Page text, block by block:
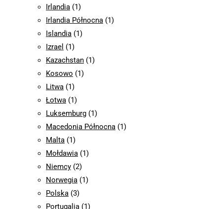
Irlandia (1)
Irlandia Północna (1)
Islandia (1)
Izrael (1)
Kazachstan (1)
Kosowo (1)
Litwa (1)
Łotwa (1)
Luksemburg (1)
Macedonia Północna (1)
Malta (1)
Mołdawia (1)
Niemcy (2)
Norwegia (1)
Polska (3)
Portugalia (1)